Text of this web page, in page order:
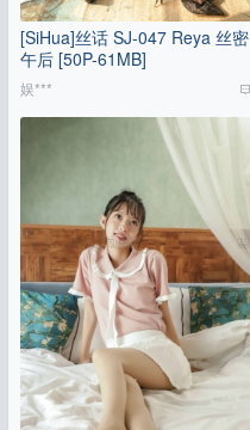
[SiHua]丝话 SJ-047 Reya 丝密
午后 [50P-61MB]
娱***